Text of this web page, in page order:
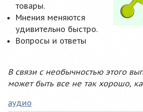
товары.
Мнения меняются
удивительно быстро.
Вопросы и ответы
В связи с необычностью этого
может быть все не так хорошо,
аудио